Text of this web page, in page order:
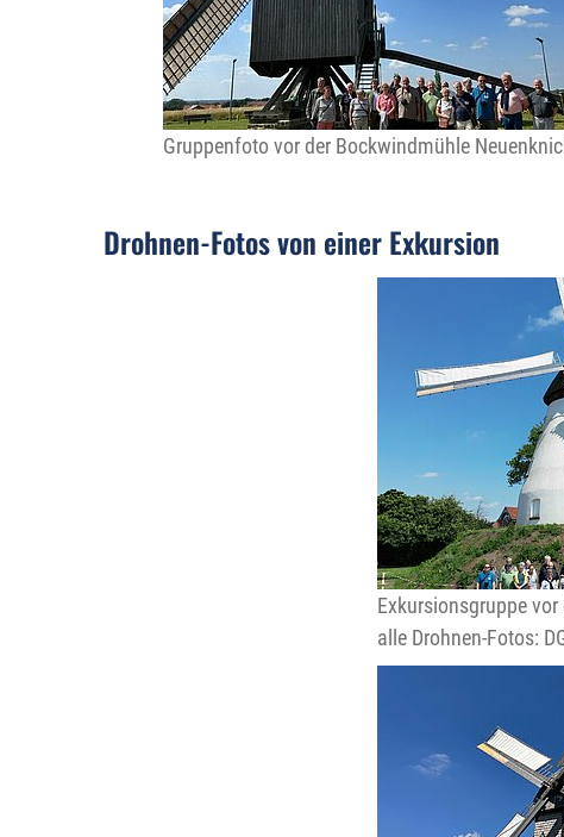
Gruppenfoto vor der Bockwindmühle
Drohnen-Fotos von einer Exkursion
Exkursionsgruppe
alle Drohnen-Fotos: